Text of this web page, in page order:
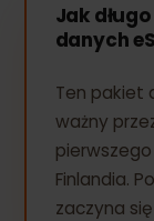
Jak
danych
Ten pakiet
ważny
Finlandia.
zaczyna